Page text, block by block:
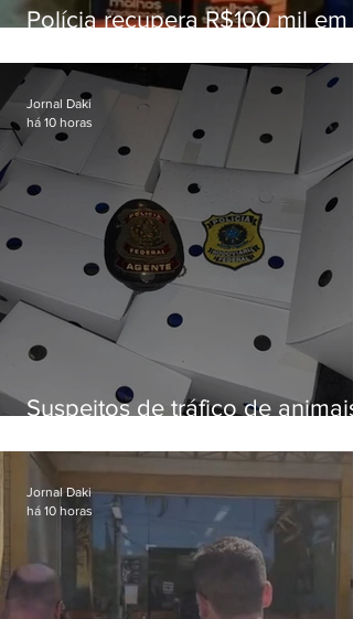
Polícia recupera R$100 mil em
Fluminense
Suspeitos de tráfico de animais
aves
Jornal Daki
há 10 horas
Jornal Daki
há 10 horas